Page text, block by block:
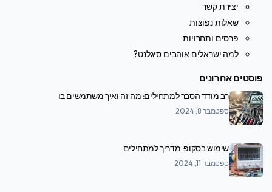
יצירת קשר
שאלות נפוצות
פרסים ותחרויות
למה ישראלים אוהבים סיגלנט?
פוסטים אחרונים
רב מודד הסבר למתחילים: מה זה ואיך משתמשים בו
ספטמבר 8, 2024
שימוש בסקופ: מדריך למתחילים
ספטמבר 11, 2024